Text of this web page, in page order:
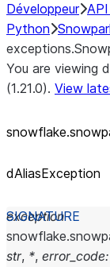
Développeur
Python
You are viewing
(1.21.0). View
dAliasException
exception
str, *, error_code: